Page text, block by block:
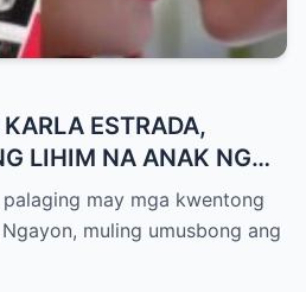
ESTRADA,
LIHIM NA ANAK NG
na Itinatagong
na sa Publiko — Fans
Rebelasyong Yumanig
may mga kwentong
muling umusbong ang